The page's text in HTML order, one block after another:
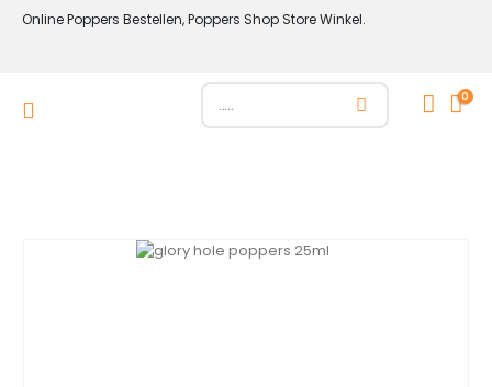
Online Poppers Bestellen, Poppers Shop Store Winkel.
0